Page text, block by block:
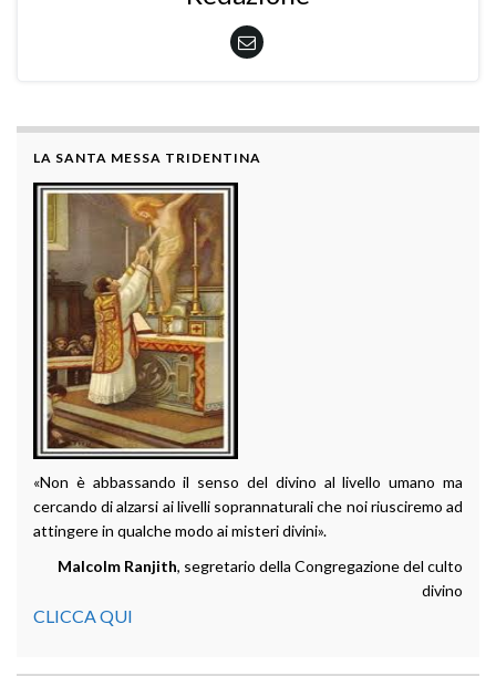
LA SANTA MESSA TRIDENTINA
«Non è abbassando il senso del divino al livello umano ma
cercando di alzarsi ai livelli soprannaturali che noi riusciremo ad
attingere in qualche modo ai misteri divini».
Malcolm Ranjith, segretario della Congregazione del culto
divino
CLICCA QUI